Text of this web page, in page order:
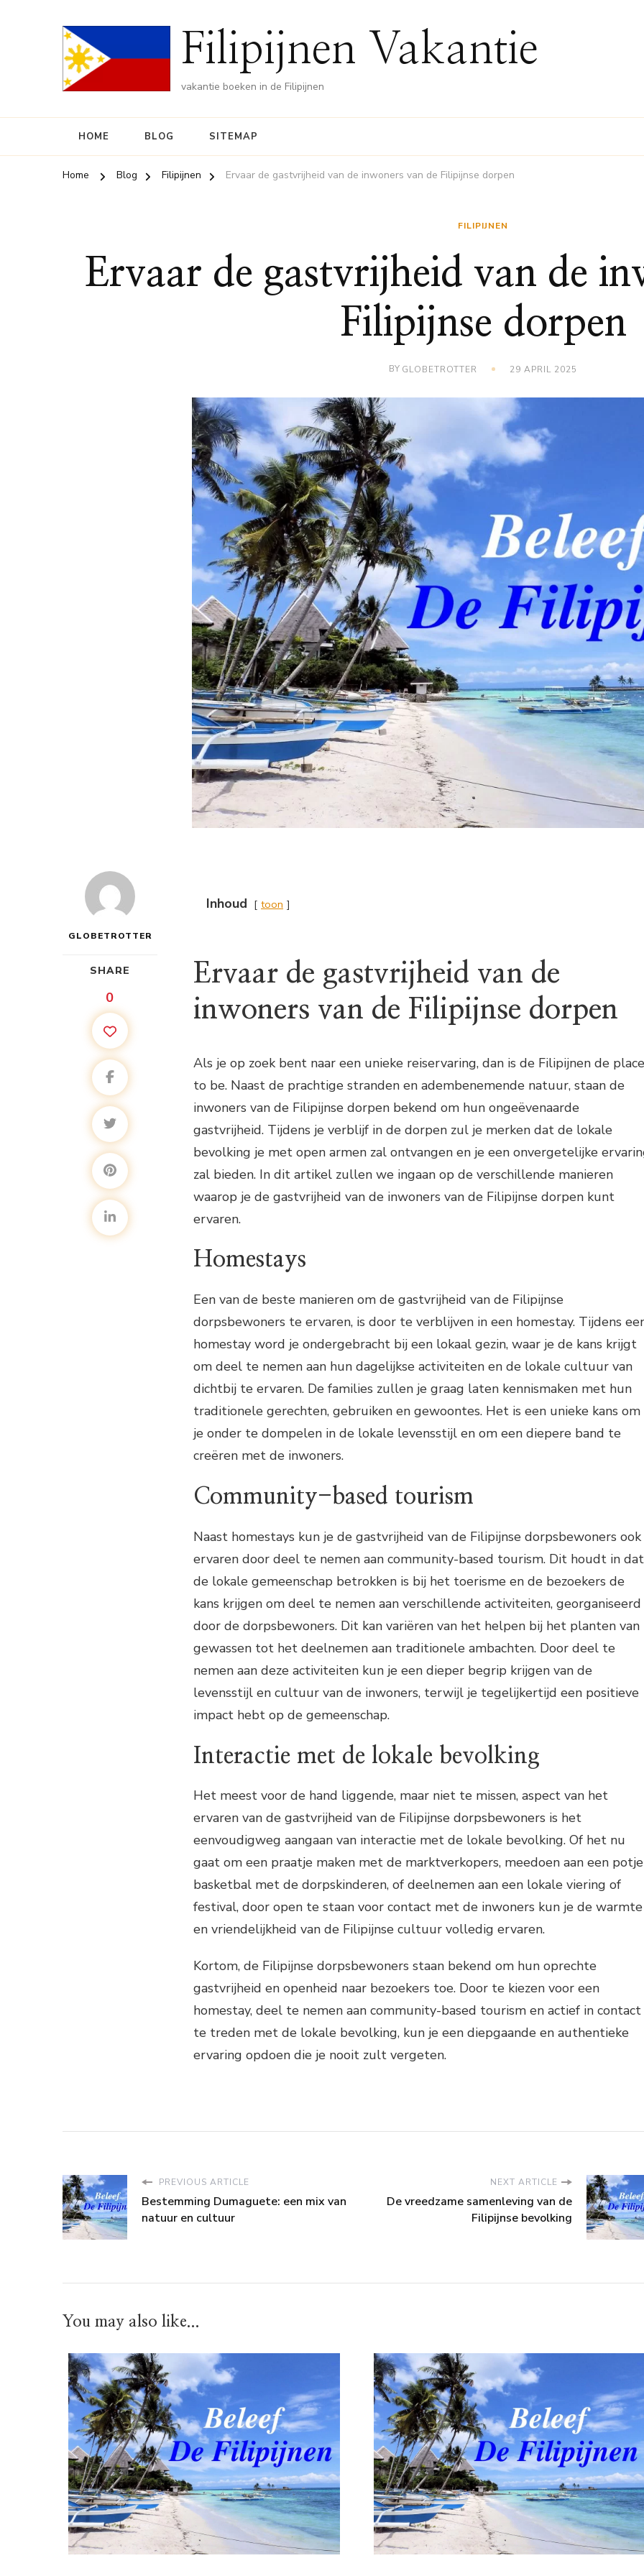
Filipijnen Vakantie
vakantie boeken in de Filipijnen
HOME BLOG SITEMAP
Home Blog Filipijnen Ervaar de gastvrijheid van de inwoners van de Filipijnse dorpen
FILIPIJNEN
Ervaar de gastvrijheid van de
Filipijnse dorpen
BY GLOBETROTTER 29 APRIL 2025
GLOBETROTTER
SHARE
0
Inhoud toon
Ervaar de gastvrijheid van de
inwoners van de Filipijnse dorpen
Als je op zoek bent naar een unieke reiservaring, dan is de Filipijnen de place
to be. Naast de prachtige stranden en adembenemende natuur, staan de
inwoners van de Filipijnse dorpen bekend om hun ongeëvenaarde
gastvrijheid. Tijdens je verblijf in de dorpen zul je merken dat de lokale
bevolking je met open armen zal ontvangen en je een onvergetelijke
zal bieden. In dit artikel zullen we ingaan op de verschillende manieren
waarop je de gastvrijheid van de inwoners van de Filipijnse dorpen kunt
ervaren.
Homestays
Een van de beste manieren om de gastvrijheid van de Filipijnse
dorpsbewoners te ervaren, is door te verblijven in een homestay. Tijdens
homestay word je ondergebracht bij een lokaal gezin, waar je de kans krijgt
om deel te nemen aan hun dagelijkse activiteiten en de lokale cultuur van
dichtbij te ervaren. De families zullen je graag laten kennismaken met hun
traditionele gerechten, gebruiken en gewoontes. Het is een unieke kans om
je onder te dompelen in de lokale levensstijl en om een diepere band te
creëren met de inwoners.
Community-based tourism
Naast homestays kun je de gastvrijheid van de Filipijnse dorpsbewoners ook
ervaren door deel te nemen aan community-based tourism. Dit houdt in dat
de lokale gemeenschap betrokken is bij het toerisme en de bezoekers de
kans krijgen om deel te nemen aan verschillende activiteiten, georganiseerd
door de dorpsbewoners. Dit kan variëren van het helpen bij het planten van
gewassen tot het deelnemen aan traditionele ambachten. Door deel te
nemen aan deze activiteiten kun je een dieper begrip krijgen van de
levensstijl en cultuur van de inwoners, terwijl je tegelijkertijd een positieve
impact hebt op de gemeenschap.
Interactie met de lokale bevolking
Het meest voor de hand liggende, maar niet te missen, aspect van het
ervaren van de gastvrijheid van de Filipijnse dorpsbewoners is het
eenvoudigweg aangaan van interactie met de lokale bevolking. Of het nu
gaat om een praatje maken met de marktverkopers, meedoen aan een potje
basketbal met de dorpskinderen, of deelnemen aan een lokale viering of
festival, door open te staan voor contact met de inwoners kun je de warmte
en vriendelijkheid van de Filipijnse cultuur volledig ervaren.
Kortom, de Filipijnse dorpsbewoners staan bekend om hun oprechte
gastvrijheid en openheid naar bezoekers toe. Door te kiezen voor een
homestay, deel te nemen aan community-based tourism en actief in contact
te treden met de lokale bevolking, kun je een diepgaande en authentieke
ervaring opdoen die je nooit zult vergeten.
PREVIOUS ARTICLE
Bestemming Dumaguete: een mix van
natuur en cultuur
NEXT ARTICLE
De vreedzame samenleving van de
Filipijnse bevolking
You may also like...